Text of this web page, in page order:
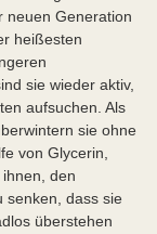
neuen Generation
heißesten
sie wieder aktiv,
aufsuchen. Als
sie ohne
von Glycerin,
den
senken, dass sie
überstehen